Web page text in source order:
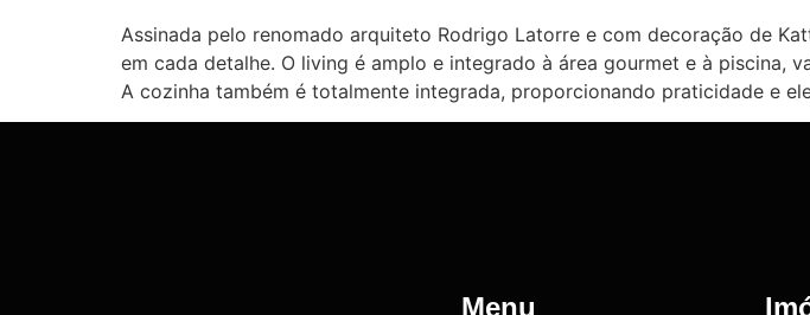
Assinada pelo renomado arquiteto Rodrigo Latorre e com decoração de
em cada detalhe. O living é amplo e integrado à área gourmet e à piscina,
A cozinha também é totalmente integrada, proporcionando praticidade e
Menu